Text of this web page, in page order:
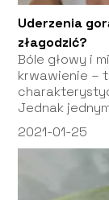
Uderzenia
złagodzić?
Bóle głowy i
krwawienie –
Jednak
2021-01-25